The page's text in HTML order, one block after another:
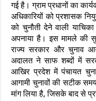
गई है। ग्राम प्रधानों का
अधिकारियों को प्रशासक
को चुनौती देने वाली
अपनाया है। इस मामले की
राज्य सरकार और चुनाव
अदालत ने साफ शब्दों में
आखिर प्रदेश में पंचायत
आगामी चुनावों की सटीक
मांग लिया है, जिसके बाद से